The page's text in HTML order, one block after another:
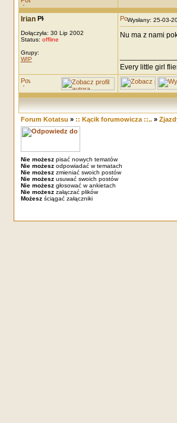
Irian
Dołączyła: 30 Lip 2002
Status: offline
Grupy:
WIP
Wysłany: 25-03-
Nu ma z nami
Every little girl
Forum Kotatsu » :: Kącik forumowicza ::..»
Nie możeszpisać nowych tematów
Nie możeszodpowiadać w tematach
Nie możeszzmieniać swoich postów
Nie możeszusuwać swoich postów
Nie możeszgłosować w ankietach
Nie możeszzałączać plików
Możeszściągać załączniki